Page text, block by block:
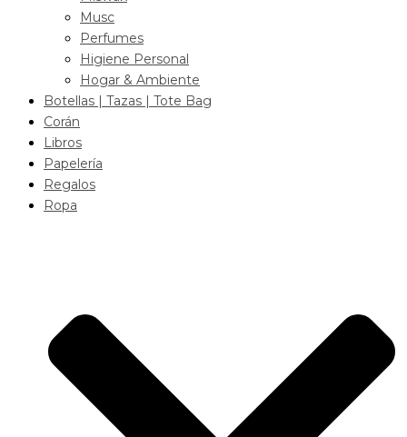
Musc
Perfumes
Higiene Personal
Hogar & Ambiente
Botellas | Tazas | Tote Bag
Corán
Libros
Papelería
Regalos
Ropa